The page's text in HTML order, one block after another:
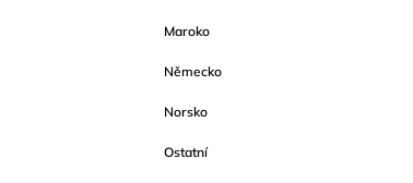
Maroko
Německo
Norsko
Ostatní